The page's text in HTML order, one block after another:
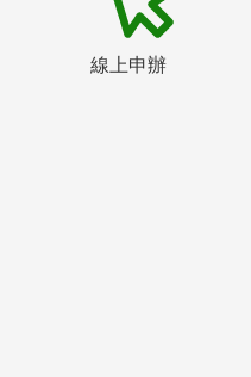
線上申辦